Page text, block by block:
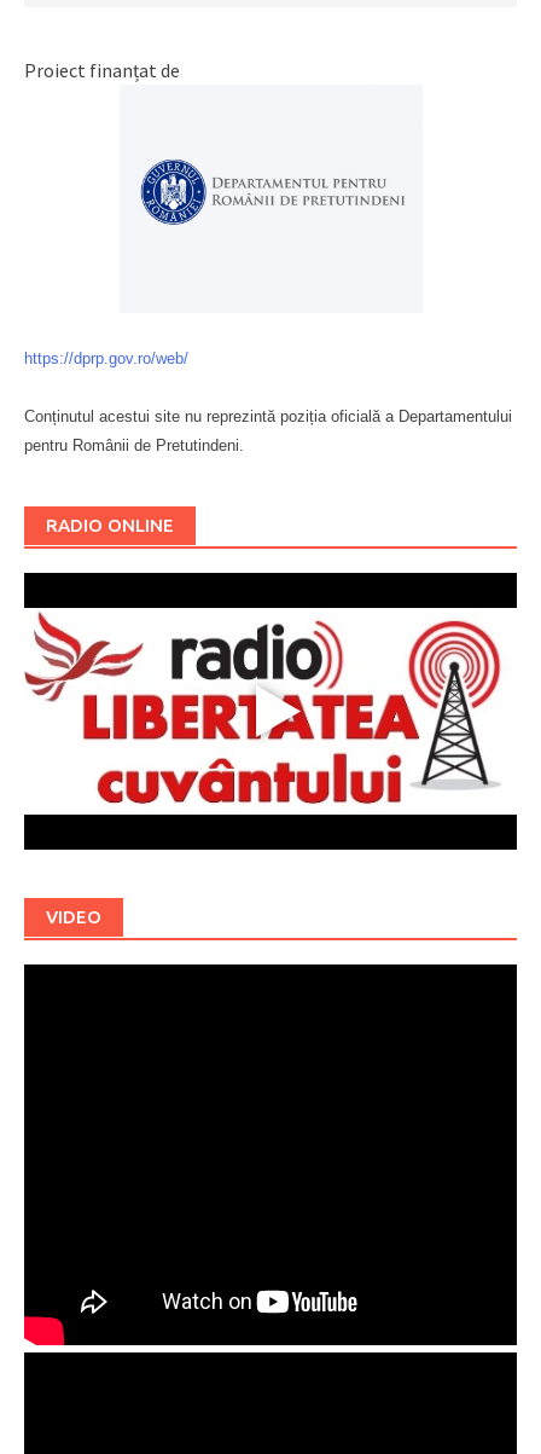
Proiect finanțat de
https://dprp.gov.ro/web/
Conținutul acestui site nu reprezintă poziția oficială a Departamentului
pentru Românii de Pretutindeni.
RADIO ONLINE
VIDEO